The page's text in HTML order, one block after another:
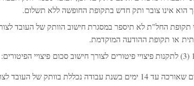
הוא אינו צובר ותק חדש בתקופת החופשה ללא תשלום.
החל"ת לא תיספר במסגרת חישוב הוותק של העובד לצורך
או תקופת ההודעה המוקדמת.
של העובד לצורך חישוב סכום הפיצויים.